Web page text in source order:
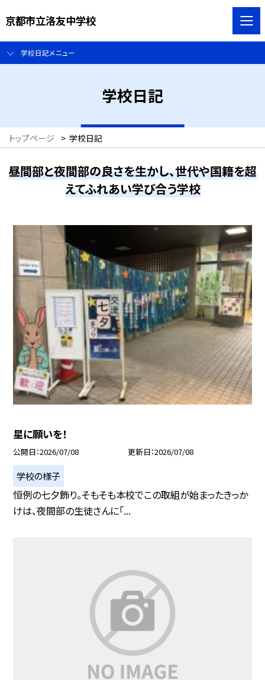
京都市立洛友中学校
学校日記メニュー
学校日記
トップページ > 学校日記
昼間部と夜間部の良さを生かし、世代や国籍を超
えてふれあい学び合う学校
星に願いを！
公開日 2026/07/08 更新日 2026/07/08
学校の様子
恒例の七夕飾り。そもそも本校でこの取組が始まったきっか
けは、夜間部の生徒さんに「...